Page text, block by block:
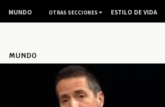
MUNDO
MUNDO OTRAS SECCIONES ESTILO DE VIDA